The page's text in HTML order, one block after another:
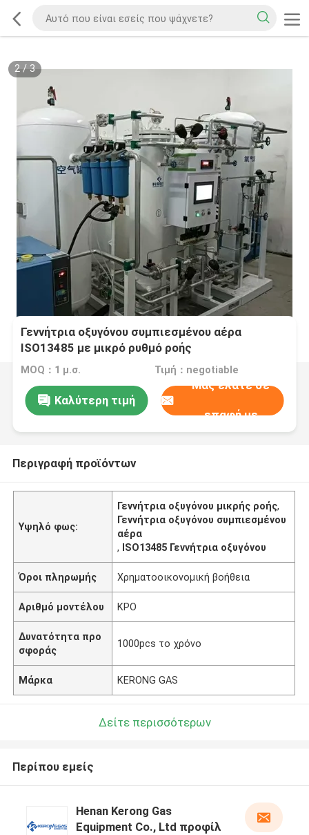
2/3
Γεννήτρια οξυγόνου συμπιεσμένου αέρα
ISO13485 με μικρό ρυθμό ροής
MOQ：1 μ.σ. Τιμή：negotiable
Καλύτερη τιμή
Μας ελάτε σε
επαφή με
Περιγραφή προϊόντων
Υψηλό φως:
Γεννήτρια οξυγόνου μικρής ροής,
Γεννήτρια οξυγόνου συμπιεσμένου
αέρα
, ISO13485 Γεννήτρια οξυγόνου
Όροι πληρωμής Χρηματοοικονομική βοήθεια
Αριθμό μοντέλου ΚΡΟ
Δυνατότητα προ
σφοράς
1000pcs το χρόνο
Μάρκα KERONG GAS
Δείτε περισσότερων
Περίπου εμείς
Henan Kerong Gas
Equipment Co., Ltd προφίλ